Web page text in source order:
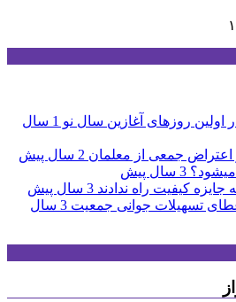
اولین روزهای آغازین سال نو
1 سال
جمعی از معلمان 2 سال پیش
میشود؟ 3 سال پیش
جایزه کیفیت راه ندادند 3 سال پیش
3 سال